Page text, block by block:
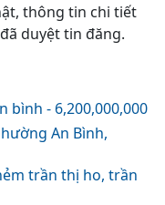
thông tin chi tiết
duyệt tin đăng.
bình - 6,200,000,000
An Bình,
trần thị ho, trần